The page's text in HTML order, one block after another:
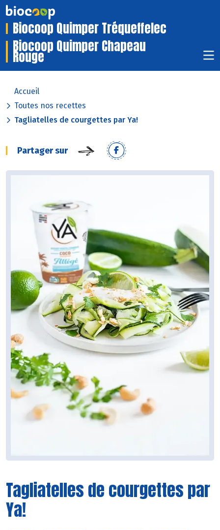
Biocoop Quimper Tréqueffelec
Biocoop Quimper Chapeau
Rouge
Accueil
Toutes nos recettes
Tagliatelles de courgettes par Ya!
Partager sur
Tagliatelles de courgettes par
Ya!